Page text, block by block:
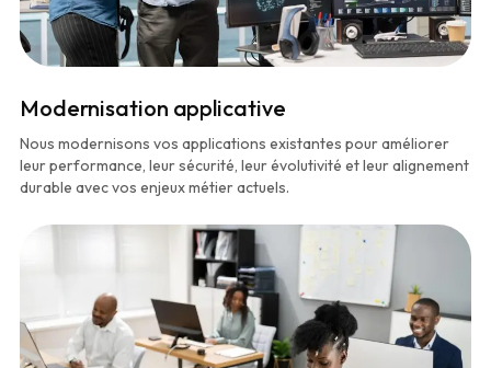
Modernisation applicative
Nous modernisons vos applications existantes pour améliorer
leur performance, leur sécurité, leur évolutivité et leur alignement
durable avec vos enjeux métier actuels.